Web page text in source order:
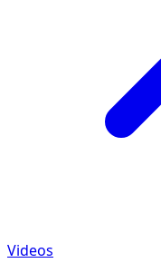
Videos